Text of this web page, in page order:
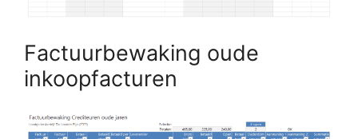
Factuurbewaking oude
inkoopfacturen